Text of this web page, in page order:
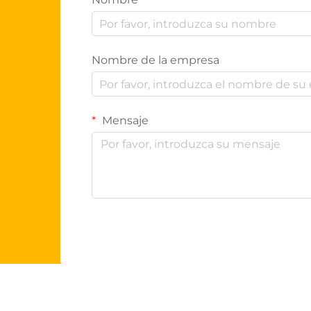
Nombre de la empresa
Mensaje